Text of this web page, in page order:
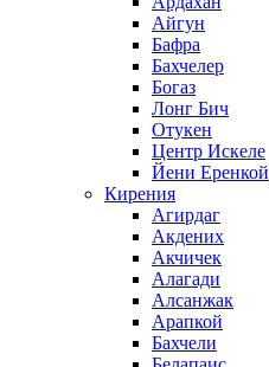
Айгун
Бафра
Бахчелер
Богаз
Лонг Бич
Отукен
Центр Искеле
Йени Еренкой
Кирения
Агирдаг
Акдених
Акчичек
Алагади
Алсанжак
Арапкой
Бахчели